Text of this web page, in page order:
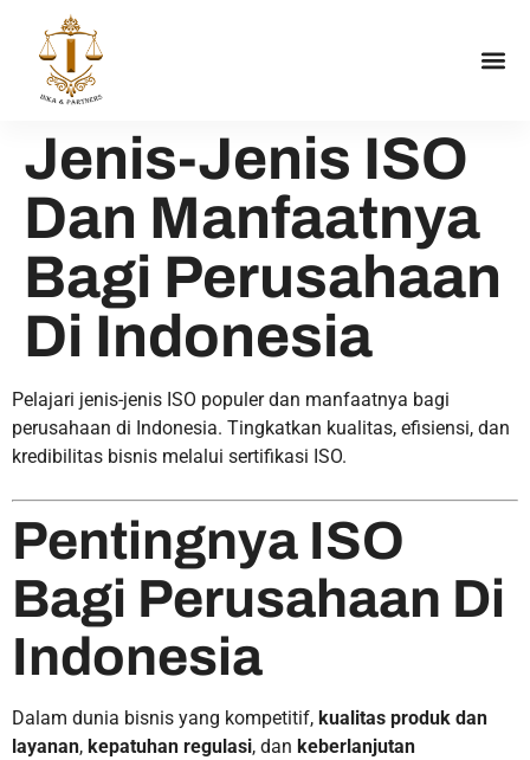
Jenis-Jenis ISO
Dan Manfaatnya
Bagi Perusahaan
Di Indonesia
Pelajari jenis-jenis ISO populer dan manfaatnya bagi
perusahaan di Indonesia. Tingkatkan kualitas, efisiensi, dan
kredibilitas bisnis melalui sertifikasi ISO.
Pentingnya ISO
Bagi Perusahaan Di
Indonesia
Dalam dunia bisnis yang kompetitif, kualitas produk dan
layanan, kepatuhan regulasi, dan keberlanjutan